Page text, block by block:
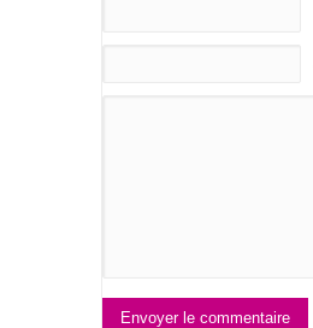
Envoyer le commentaire